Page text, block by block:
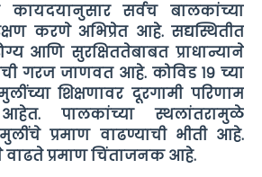
सर्वच बालकांच्या
करणे अभिप्रेत आहे. सद्यस्थितीत
आणि सुरक्षिततेबाबत प्राधान्याने
गरज जाणवत आहे. कोविड १९ च्या
शिक्षणावर दूरगामी परिणाम
पालकांच्या स्थलांतरामुळे
प्रमाण वाढण्याची भीती आहे.
वाढते प्रमाण चिंताजनक आहे.